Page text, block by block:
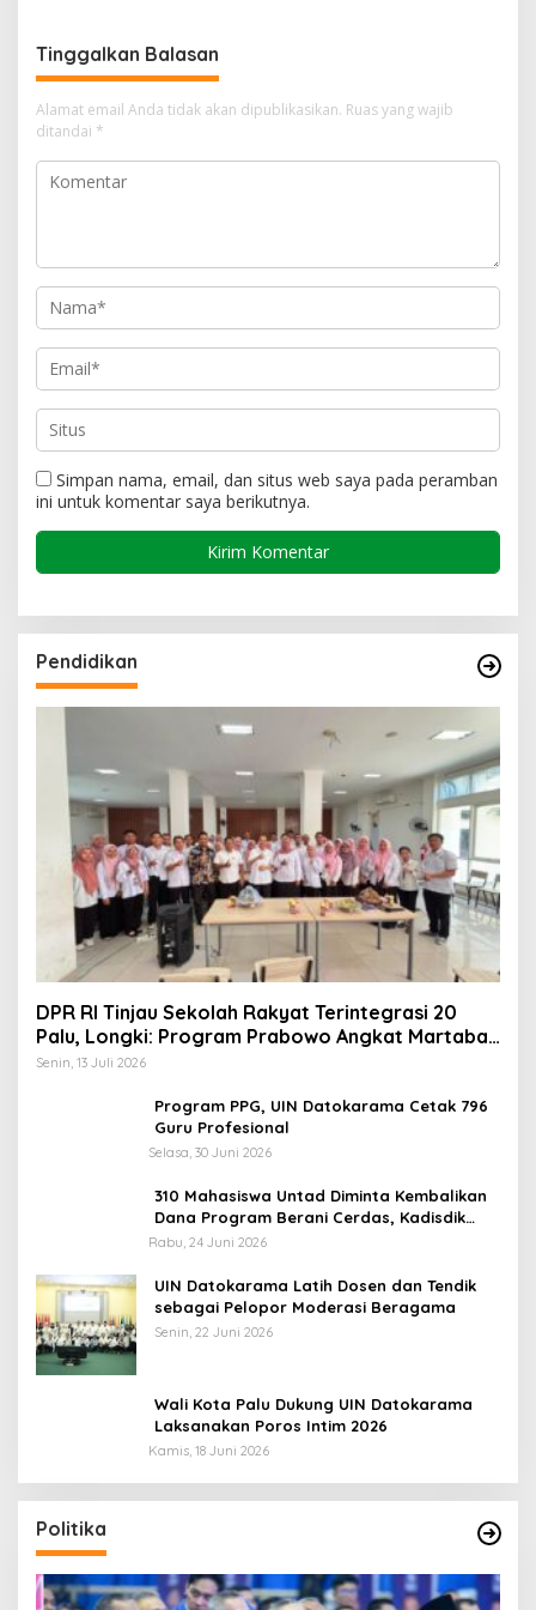
Tinggalkan Balasan
Alamat email Anda tidak akan dipublikasikan. Ruas yang wajib
ditandai *
Simpan nama, email, dan situs web saya pada peramban
ini untuk komentar saya berikutnya.
Pendidikan
DPR RI Tinjau Sekolah Rakyat Terintegrasi 20
Palu, Longki: Program Prabowo Angkat Martabat
Anak Miskin
Senin, 13 Juli 2026
Program PPG, UIN Datokarama Cetak 796
Guru Profesional
Selasa, 30 Juni 2026
310 Mahasiswa Untad Diminta Kembalikan
Dana Program Berani Cerdas, Kadisdik
Sulteng: Tidak Boleh Terima Beasiswa
Rabu, 24 Juni 2026
UIN Datokarama Latih Dosen dan Tendik
sebagai Pelopor Moderasi Beragama
Senin, 22 Juni 2026
Wali Kota Palu Dukung UIN Datokarama
Laksanakan Poros Intim 2026
Kamis, 18 Juni 2026
Politika